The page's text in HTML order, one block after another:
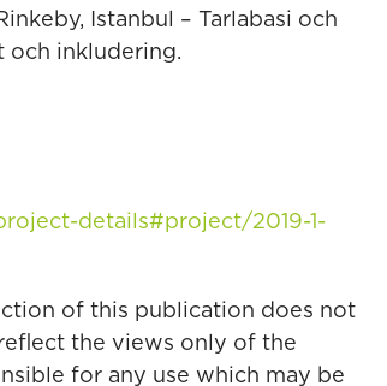
Istanbul – Tarlabasi och
och inkludering.
details#project/2019-1-
of this publication does not
the views only of the
for any use which may be